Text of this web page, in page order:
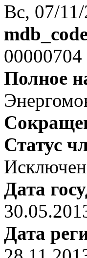
Вс, 07/
00000704
Полное
Статус
Исключен
Дата
Дата